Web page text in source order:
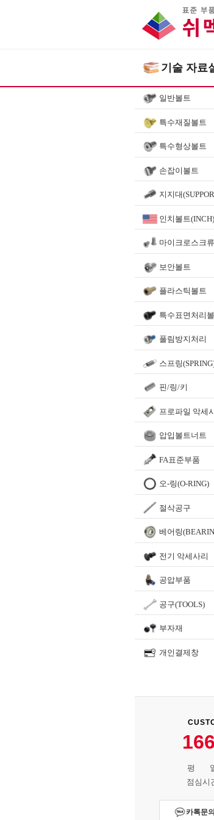
기술 자료
일반볼트
특수재질볼트
특수형상볼트
손잡이볼트
지지대
인치볼트(INCH)
마이크로스크류
보안볼트
플라스틱볼트
특수표면처리
풀림방지처리
스프링
핀/링/키
프로파일 악세
압입볼트너트
FA표준부품
오-링(O-RING)
절삭공구
베어링
전기 악세사리
공압부품
공구(TOOLS)
부자재
개인결제창
평 일
점심시
카톡문의